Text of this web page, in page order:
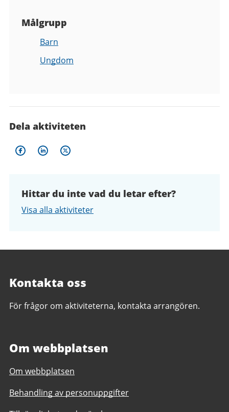
Målgrupp
Barn
Ungdom
Dela aktiviteten
Hittar du inte vad du letar efter?
Visa alla aktiviteter
Kontakta oss
För frågor om aktiviteterna, kontakta arrangören.
Om webbplatsen
Om webbplatsen
Behandling av personuppgifter